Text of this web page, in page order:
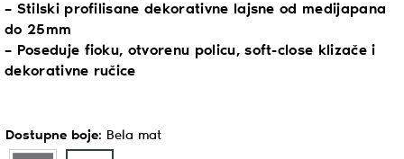
– Stilski profilisane dekorativne lajsne od medijapana
do 25mm
– Poseduje fioku, otvorenu policu, soft-close klizače i
dekorativne ručice
Dostupne boje: Bela mat